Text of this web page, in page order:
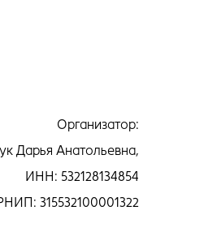
Организатор:
Дарья Анатольевна,
ИНН: 532128134854
315532100001322